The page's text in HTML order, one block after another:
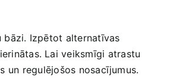
bāzi. Izpētot alternatīvas
Lai veiksmīgi atrastu
un regulējošos nosacījumus.